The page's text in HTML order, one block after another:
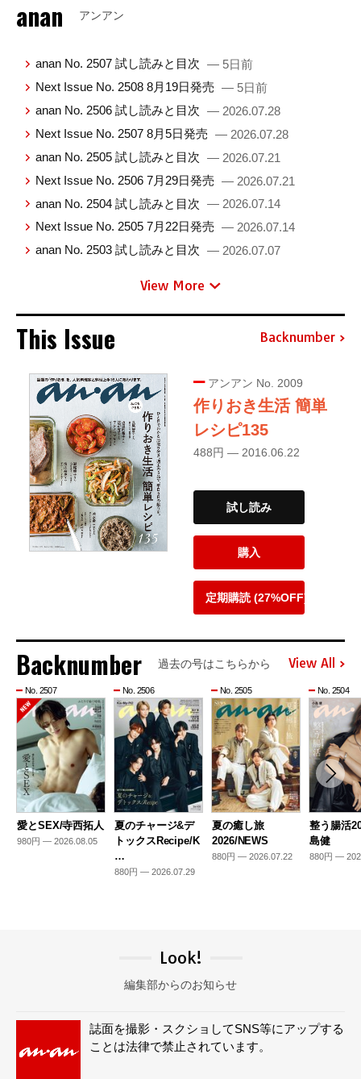
anan アンアン
anan No. 2507 試し読みと目次 — 5日前
Next Issue No. 2508 8月19日発売 — 5日前
anan No. 2506 試し読みと目次 — 2026.07.28
Next Issue No. 2507 8月5日発売 — 2026.07.28
anan No. 2505 試し読みと目次 — 2026.07.21
Next Issue No. 2506 7月29日発売 — 2026.07.21
anan No. 2504 試し読みと目次 — 2026.07.14
Next Issue No. 2505 7月22日発売 — 2026.07.14
anan No. 2503 試し読みと目次 — 2026.07.07
View More
This Issue Backnumber
アンアン No. 2009
作りおき生活 簡単
レシピ135
488円 — 2016.06.22
試し読み
購入
定期購読 (27%OFF)
Backnumber 過去の号はこちらから View All
No. 2507
愛とSEX/寺西拓人
980円 — 2026.08.05
No. 2506
夏のチャージ&デ
トックスRecipe/K
…
880円 — 2026.07.29
No. 2505
夏の癒し旅
2026/NEWS
880円 — 2026.07.22
No. 2504
整う腸活
島健
880円 —
Look!
編集部からのお知らせ
誌面を撮影・スクショしてSNS等にアップする
ことは法律で禁止されています。